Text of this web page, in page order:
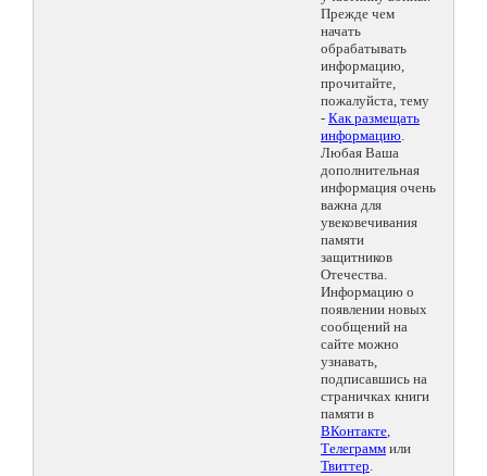
Прежде чем
начать
обрабатывать
информацию,
прочитайте,
пожалуйста, тему
- Как размещать
информацию.
Любая Ваша
дополнительная
информация очень
важна для
увековечивания
памяти
защитников
Отечества.
Информацию о
появлении новых
сообщений на
сайте можно
узнавать,
подписавшись на
страничках книги
памяти в
ВКонтакте,
Телеграмм или
Твиттер.